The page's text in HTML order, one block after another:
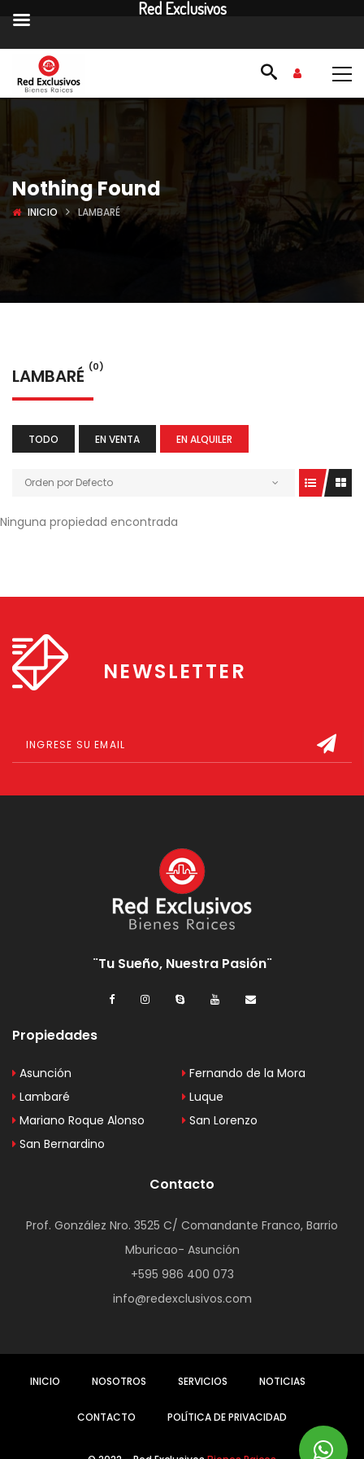
Nothing Found
INICIO LAMBARÉ
LAMBARÉ (0)
TODO EN VENTA EN ALQUILER
Orden por Defecto
Ninguna propiedad encontrada
NEWSLETTER
¨Tu Sueño, Nuestra Pasión¨
Propiedades
Asunción
Fernando de la Mora
Lambaré
Luque
Mariano Roque Alonso
San Lorenzo
San Bernardino
Contacto
Prof. González Nro. 3525 C/ Comandante Franco, Barrio
Mburicao- Asunción
+595 986 400 073
info@redexclusivos.com
INICIO NOSOTROS SERVICIOS NOTICIAS
CONTACTO POLÍTICA DE PRIVACIDAD
Red Exclusivos